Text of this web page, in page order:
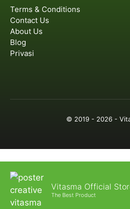
Terms & Conditions
Contact Us
About Us
Blog
Privasi
© 2019 - 2026 -
Vitasma Official
The Best Product